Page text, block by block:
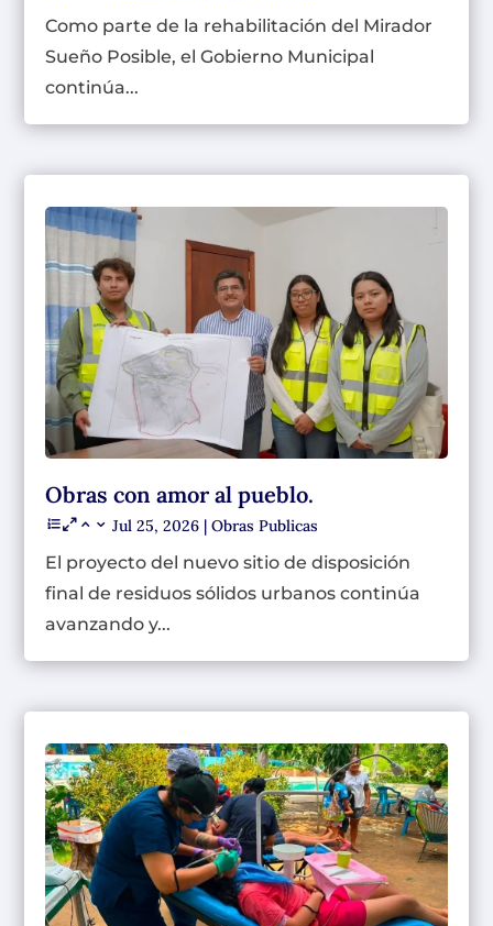
Como parte de la rehabilitación del Mirador
Sueño Posible, el Gobierno Municipal
continúa...
Obras con amor al pueblo.
Jul 25, 2026 |Obras Publicas
El proyecto del nuevo sitio de disposición
final de residuos sólidos urbanos continúa
avanzando y...